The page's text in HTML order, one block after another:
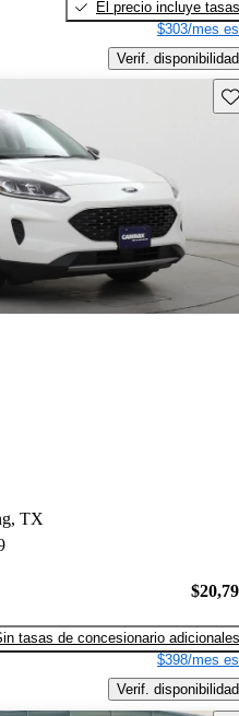
El precio incluye tasas
$303/mes
Verif. disponibilidad
TX
tasas de concesionario adicionales
$398/mes
Verif. disponibilidad